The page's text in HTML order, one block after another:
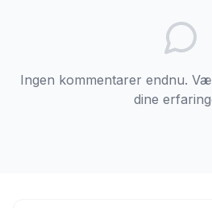
Ingen kommentarer endnu.
dine